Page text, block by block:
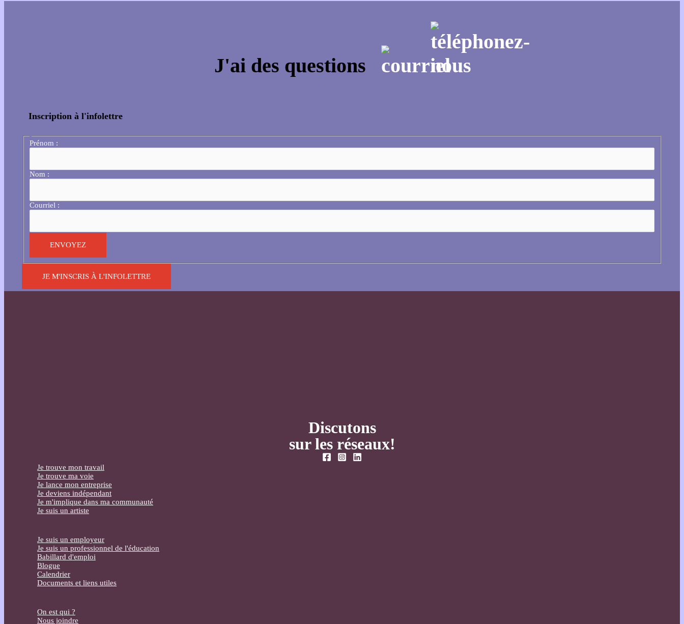
J'ai des questions
Inscription à l'infolettre
Prénom :
Nom :
Courriel :
JE M'INSCRIS À L'INFOLETTRE
Discutons
sur les réseaux!
Je trouve mon travail
Je trouve ma voie
Je lance mon entreprise
Je deviens indépendant
Je m'implique dans ma communauté
Je suis un artiste
Je suis un employeur
Je suis un professionnel de l'éducation
Babillard d'emploi
Blogue
Calendrier
Documents et liens utiles
On est qui ?
Nous joindre